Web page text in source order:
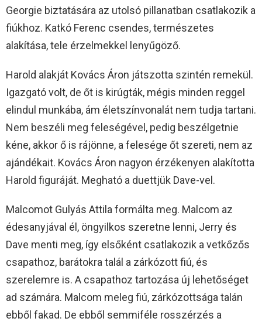
Georgie biztatására az utolsó pillanatban csatlakozik a
fiúkhoz. Katkó Ferenc csendes, természetes
alakítása, tele érzelmekkel lenyűgöző.
Harold alakját Kovács Áron játszotta szintén remekül.
Igazgató volt, de őt is kirúgták, mégis minden reggel
elindul munkába, ám életszínvonalát nem tudja tartani.
Nem beszéli meg feleségével, pedig beszélgetnie
kéne, akkor ő is rájönne, a felesége őt szereti, nem az
ajándékait. Kovács Áron nagyon érzékenyen alakította
Harold figuráját. Megható a duettjük Dave-vel.
Malcomot Gulyás Attila formálta meg. Malcom az
édesanyjával él, öngyilkos szeretne lenni, Jerry és
Dave menti meg, így elsőként csatlakozik a vetkőzős
csapathoz, barátokra talál a zárkózott fiú, és
szerelemre is. A csapathoz tartozása új lehetőséget
ad számára. Malcom meleg fiú, zárkózottsága talán
ebből fakad. De ebből semmiféle rosszérzés a